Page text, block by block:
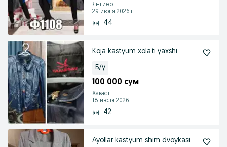
Янгиер
29 июля 2026 г.
44
Koja kastyum xolati yaxshi
Б/у
100 000 сум
Хаваст
18 июля 2026 г.
42
Ayollar kastyum shim dvoykasi